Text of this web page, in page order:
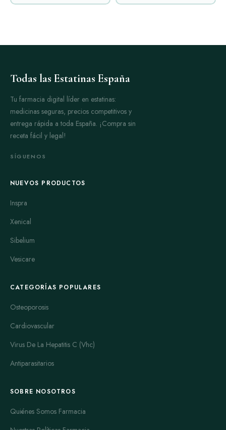
Todas las Estatinas España
Tu farmacia digital líder en estatinas:
medicinas seguras, precios competitivos y
entrega rápida a toda España. ¡Compra sin
receta fácil y legal!
SÍGUENOS
NUEVOS PRODUCTOS
Inspra
Xenical
Sibelium
Vesicare
CATEGORÍAS POPULARES
Osteoporosis
Cardiovascular
Virus De La Hepatitis C (Vhc)
Antiparasitarios
SOBRE NOSOTROS
Quiénes Somos Farmacia